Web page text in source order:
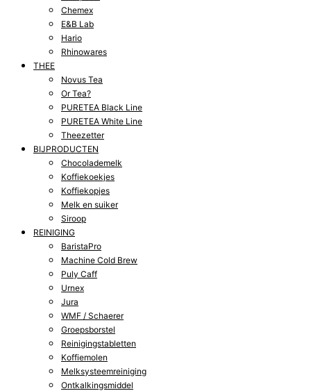
Chemex
E&B Lab
Hario
Rhinowares
THEE
Novus Tea
Or Tea?
PURETEA Black Line
PURETEA White Line
Theezetter
BIJPRODUCTEN
Chocolademelk
Koffiekoekjes
Koffiekopjes
Melk en suiker
Siroop
REINIGING
BaristaPro
Machine Cold Brew
Puly Caff
Urnex
Jura
WMF / Schaerer
Groepsborstel
Reinigingstabletten
Koffiemolen
Melksysteemreiniging
Ontkalkingsmiddel